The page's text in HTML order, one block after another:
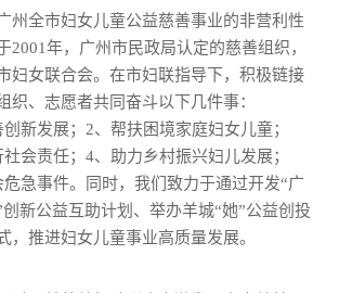
州全市妇女儿童公益慈善事业的非营利性
2001年，广州市民政局认定的慈善组织，
妇女联合会。在市妇联指导下，积极链接
织、志愿者共同奋斗以下几件事：
新发展；2、帮扶困境家庭妇女儿童；
会责任；4、助力乡村振兴妇儿发展；
急事件。同时，我们致力于通过开发“广
新公益互助计划、举办羊城“她”公益创投
，推进妇女儿童事业高质量发展。